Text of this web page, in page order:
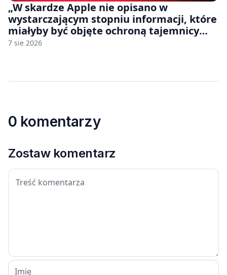
„W skardze Apple nie opisano w
wystarczającym stopniu informacji, które
miałyby być objęte ochroną tajemnicy
handlowej”. OpenAI żąda odrzucenia
7 sie 2026
0 komentarzy
Zostaw komentarz